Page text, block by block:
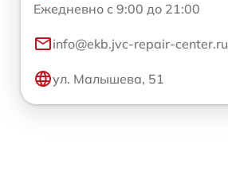
Ежедневно с 9:00 до 21:00
info@ekb.jvc-repair-center.ru
ул. Малышева, 51